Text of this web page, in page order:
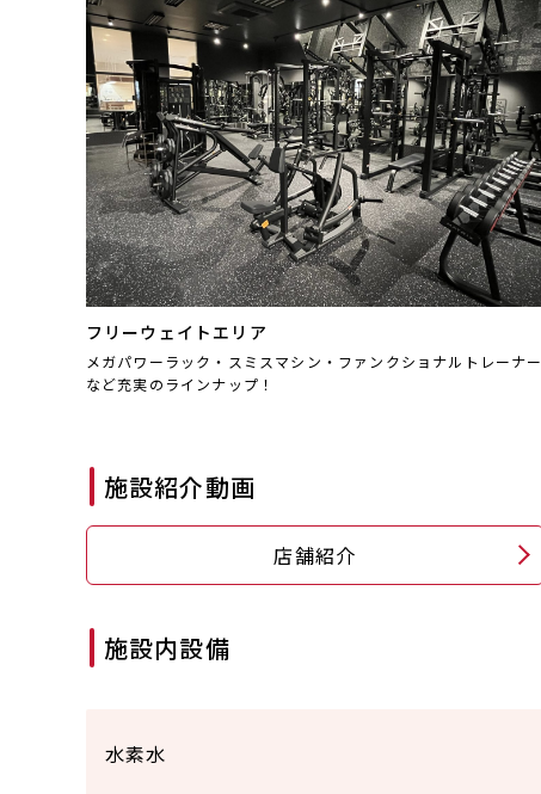
フリーウェイトエリア
メガパワーラック・スミスマシン・ファンクショナルトレーナー
など充実のラインナップ！
施設紹介動画
店舗紹介
施設内設備
水素水